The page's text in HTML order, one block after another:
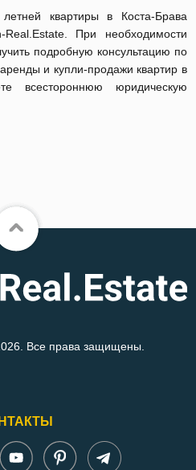
квартиры в Коста-Брава
Real.Estate. При необходимости
подробную консультацию по
и купли-продажи квартир в
всестороннюю юридическую
Все права защищены.